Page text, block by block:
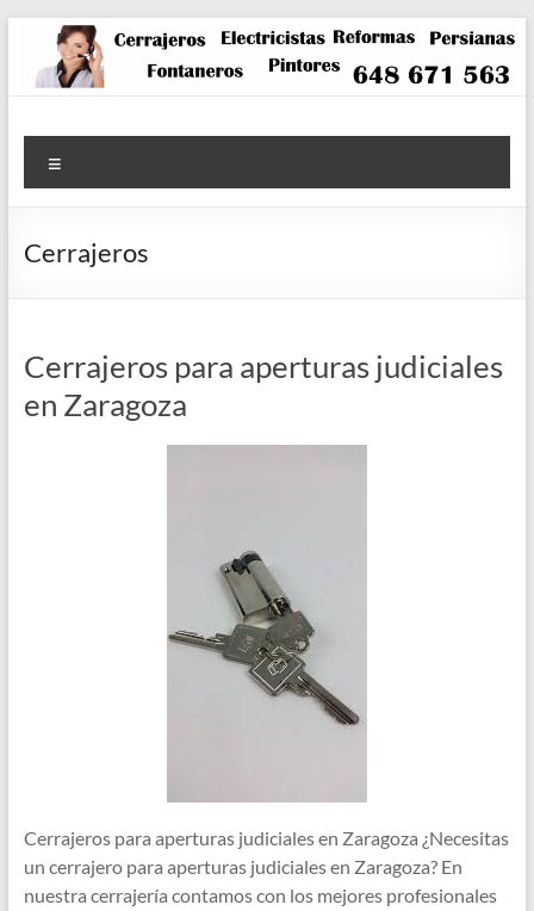
contenido
Cerrajeros
Cerrajeros para aperturas judiciales
en Zaragoza
Cerrajeros para aperturas judiciales en Zaragoza ¿Necesitas
un cerrajero para aperturas judiciales en Zaragoza? En
nuestra cerrajería contamos con los mejores profesionales